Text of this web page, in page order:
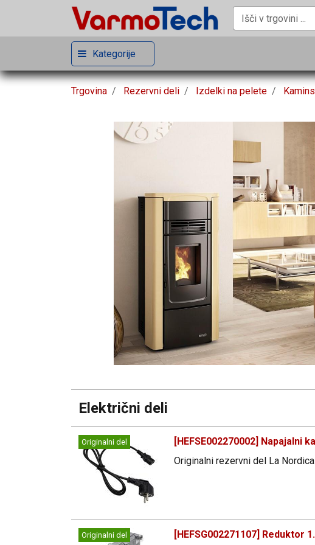
Kategorije
Trgovina Rezervni deli Izdelki na pelete
Električni deli
Originalni del
[HEFSE002270002] Napajalni
Originalni rezervni del La
Originalni del [HEFSG002271107] Reduktor